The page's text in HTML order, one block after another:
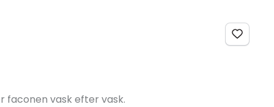
faconen vask efter vask.